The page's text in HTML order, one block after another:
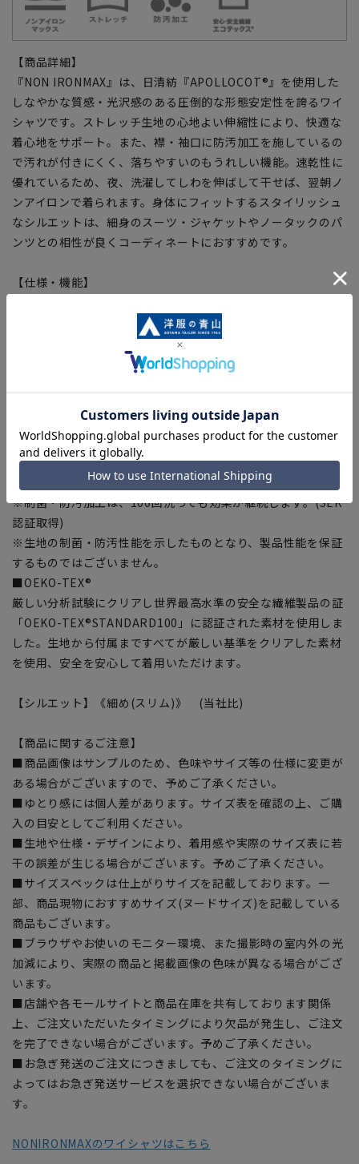
【商品詳細】
『NON IRONMAX』は、日清紡『APOLLOCOT®』を使用した
しなやかな質感・光沢感のある圧倒的な形態安定性を誇るワイ
シャツです。ストレッチ生地の心地よい伸縮性により、快適な
着心地をサポート。また、襟・袖口に防汚加工を施しているの
で汚れが付きにくく、落ちやすいのもうれしい機能。速乾性に
優れているため、夜、洗濯してしわを伸ばして干せば、翌朝ノ
ンアイロンで着られます。身体にフィットするスタイリッシュ
なシルエットは、細身のスーツ・ジャケットやノータックのパ
ンツとの相性が良くコーディネートにおすすめです。
【仕様・機能】
日清紡『APOLLOCOT®』を使用した最高ランクの形態安定性
を誇り、綿100%でありながらシワや生地の収縮を防ぎます。
銀イオンの力で細菌の増殖を抑え、生乾き時のニオイを抑制。
■防汚加工(襟・カフス)
皮脂などの油汚れなどを落としやすくします。
※制菌・防汚加工は、100回洗っても効果が継続します。(SEK
認証取得)
※生地の制菌・防汚性能を示したものとなり、製品性能を保証
するものではございません。
■OEKO-TEX®
厳しい分析試験にクリアし世界最高水準の安全な繊維製品の証
「OEKO-TEX®STANDARD100」に認証された素材を使用しま
した。生地から付属まですべてが厳しい基準をクリアした素材
を使用、安全を安心して着用いただけます。
【シルエット】《細め(スリム)》 (当社比)
【商品に関するご注意】
■商品画像はサンプルのため、色味やサイズ等の仕様に変更が
ある場合がございますので、予めご了承ください。
■ゆとり感には個人差があります。サイズ表を確認の上、ご購
入の目安としてご利用ください。
■生地や仕様・デザインにより、着用感や実際のサイズ表に若
干の誤差が生じる場合がございます。予めご了承ください。
■サイズスペックは仕上がりサイズを記載しております。一
部、商品現物におすすめサイズ(ヌードサイズ)を記載している
商品もございます。
■ブラウザやお使いのモニター環境、また撮影時の室内外の光
加減により、実際の商品と掲載画像の色味が異なる場合がござ
います。
■店舗や各モールサイトと商品在庫を共有しております関係
上、ご注文いただいたタイミングにより欠品が発生し、ご注文
を完了できない場合がございます。予めご了承ください。
■お急ぎ発送のご注文につきましても、ご注文のタイミングに
よってはお急ぎ発送サービスを選択できない場合がございま
す。
NONIRONMAXのワイシャツはこちら